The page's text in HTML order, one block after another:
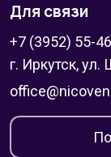
Для связи
+7 (3952) 55-
г. Иркутск,